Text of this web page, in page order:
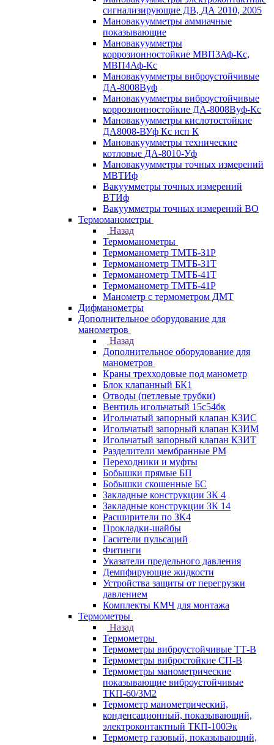
сигнализирующие ДВ, ДА 2010, 2005
Мановакуумметры аммиачные
показывающие
Мановакуумметры
коррозионностойкие МВП3Аф-Кс,
МВП4Аф-Кс
Мановакуумметры виброустойчивые
ДА-8008Вуф
Мановакуумметры виброустойчивые
коррозионностойкие ДА-8008Вуф-Кс
Мановакуумметры кислотостойкие
ДА8008-ВУф Кс исп К
Мановакуумметры технические
котловые ДА-8010-Уф
Мановакуумметры точных измерений
МВТИф
Вакуумметры точных измерений
ВТИф
Вакуумметры точных измерений ВО
Термоманометры
Назад
Термоманометры
Термоманометр ТМТБ-31Р
Термоманометр ТМТБ-31Т
Термоманометр ТМТБ-41Т
Термоманометр ТМТБ-41Р
Манометр с термометром ДМТ
Дифманометры
Дополнительное оборудование для
манометров
Назад
Дополнительное оборудование для
манометров
Краны трехходовые под манометр
Блок клапанный БК1
Отводы (петлевые трубки)
Вентиль игольчатый 15с54бк
Игольчатый запорный клапан КЗИС
Игольчатый запорный клапан КЗИМ
Игольчатый запорный клапан КЗИТ
Разделители мембранные РМ
Переходники и муфты
Бобышки прямые БП
Бобышки скошенные БС
Закладные конструкции ЗК 4
Закладные конструкции ЗК 14
Расширители по ЗК4
Прокладки-шайбы
Гасители пульсаций
Фитинги
Указатели предельного давления
Демпфирующие жидкости
Устройства защиты от перегрузки
давлением
Комплекты КМЧ для монтажа
Термометры
Назад
Термометры
Термометры виброустойчивые ТТ-В
Термометры вибростойкие СП-В
Термометры манометрические
показывающие виброустойчивые
ТКП-60/3М2
Термометр манометрический,
конденсационный, показывающий,
электроконтактный ТКП-100Эк
Термометр газовый, показывающий,